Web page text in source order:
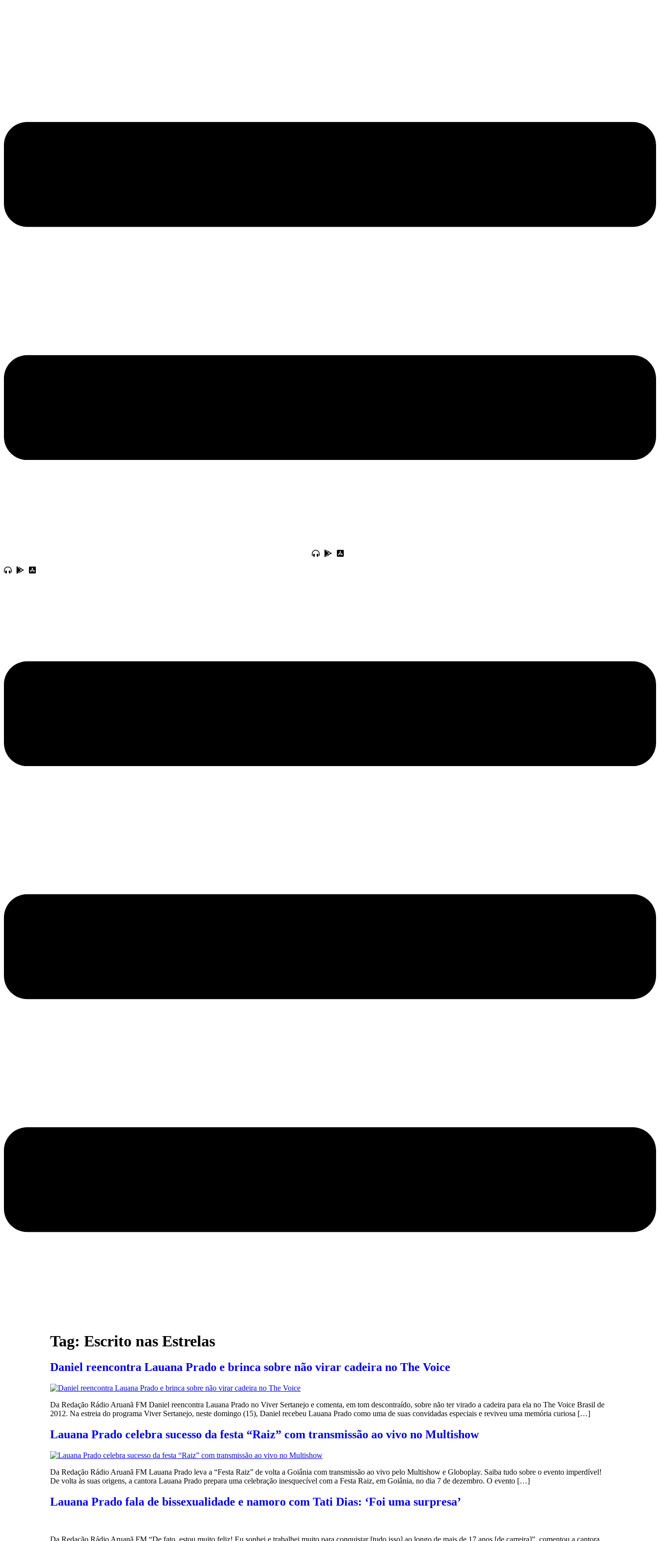
Tag: Escrito nas Estrelas
Daniel reencontra Lauana Prado e brinca sobre não virar cadeira no The Voice
Da Redação Rádio Aruanã FM Daniel reencontra Lauana Prado no Viver Sertanejo e comenta, em tom descontraído, sobre não ter virado a cadeira para ela no The Voice Brasil de
2012. Na estreia do programa Viver Sertanejo, neste domingo (15), Daniel recebeu Lauana Prado como uma de suas convidadas especiais e reviveu uma memória curiosa […]
Lauana Prado celebra sucesso da festa “Raiz” com transmissão ao vivo no Multishow
Da Redação Rádio Aruanã FM Lauana Prado leva a “Festa Raiz” de volta a Goiânia com transmissão ao vivo pelo Multishow e Globoplay. Saiba tudo sobre o evento imperdível!
De volta às suas origens, a cantora Lauana Prado prepara uma celebração inesquecível com a Festa Raiz, em Goiânia, no dia 7 de dezembro. O evento […]
Lauana Prado fala de bissexualidade e namoro com Tati Dias: ‘Foi uma surpresa’
Da Redação Rádio Aruanã FM “De fato, estou muito feliz! Eu sonhei e trabalhei muito para conquistar [tudo isso] ao longo de mais de 17 anos [de carreira]”, comentou a cantora